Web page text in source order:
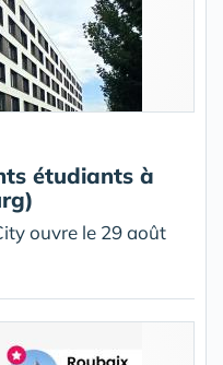
étudiants à
ouvre le 29 août